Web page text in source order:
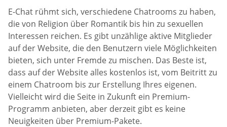
E-Chat rühmt sich, verschiedene Chatrooms zu haben,
die von Religion über Romantik bis hin zu sexuellen
Interessen reichen. Es gibt unzählige aktive Mitglieder
auf der Website, die den Benutzern viele Möglichkeiten
bieten, sich unter Fremde zu mischen. Das Beste ist,
dass auf der Website alles kostenlos ist, vom Beitritt zu
einem Chatroom bis zur Erstellung Ihres eigenen.
Vielleicht wird die Seite in Zukunft ein Premium-
Programm anbieten, aber derzeit gibt es keine
Neuigkeiten über Premium-Pakete.